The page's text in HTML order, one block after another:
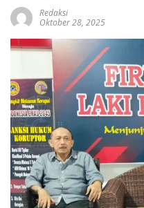
Redaksi
Oktober 28, 2025